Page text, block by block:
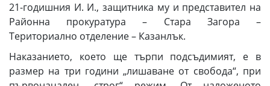
21-годишния И. И., защитника му и представител на
Районна прокуратура – Стара Загора –
Териториално отделение – Казанлък.
Наказанието, което ще търпи подсъдимият, е в
размер на три години „лишаване от свобода“, при